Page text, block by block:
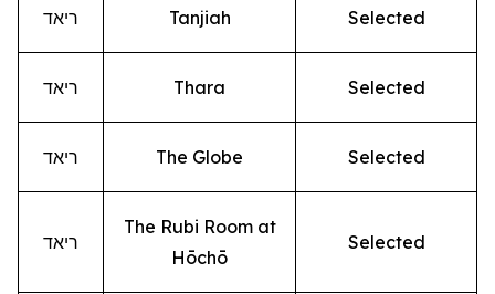
ריאד Tanjiah Selected
ריאד Thara Selected
ריאד The Globe Selected
ריאד
The Rubi Room at
Hōchō
Selected